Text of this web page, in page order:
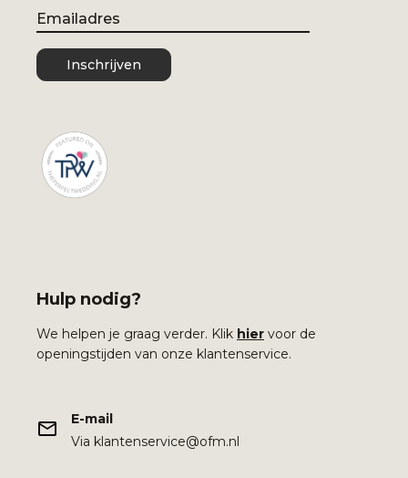
Email
Inschrijven
Hulp nodig?
We helpen je graag verder. Klik hier voor de
openingstijden van onze klantenservice.
E-mail
Via klantenservice@ofm.nl